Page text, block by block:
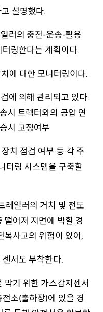
설명했다.
러의 충전-운송-활용
링한다는 계획이다.
에 대한 모니터링이다.
에 의해 관리되고 있다.
시 트렉터와의 공압 연
시 고정여부
치 점검 여부 등 각 주
터링 시스템을 구축할
레일러의 거치 및 전도
떨어져 지면에 박힐 경
복사고의 위험이 있어,
서도 부착한다.
막기 위한 가스감지센서
소(출하장)에 있을 경